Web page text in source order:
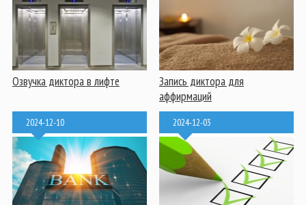
Озвучка диктора в лифте
Запись диктора для
аффирмаций
2024-12-10 2024-12-03